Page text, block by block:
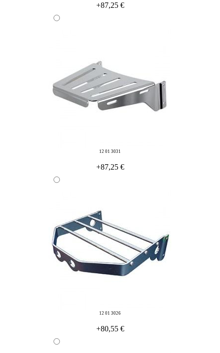
+87,25 €
12 01 3031
+87,25 €
12 01 3026
+80,55 €